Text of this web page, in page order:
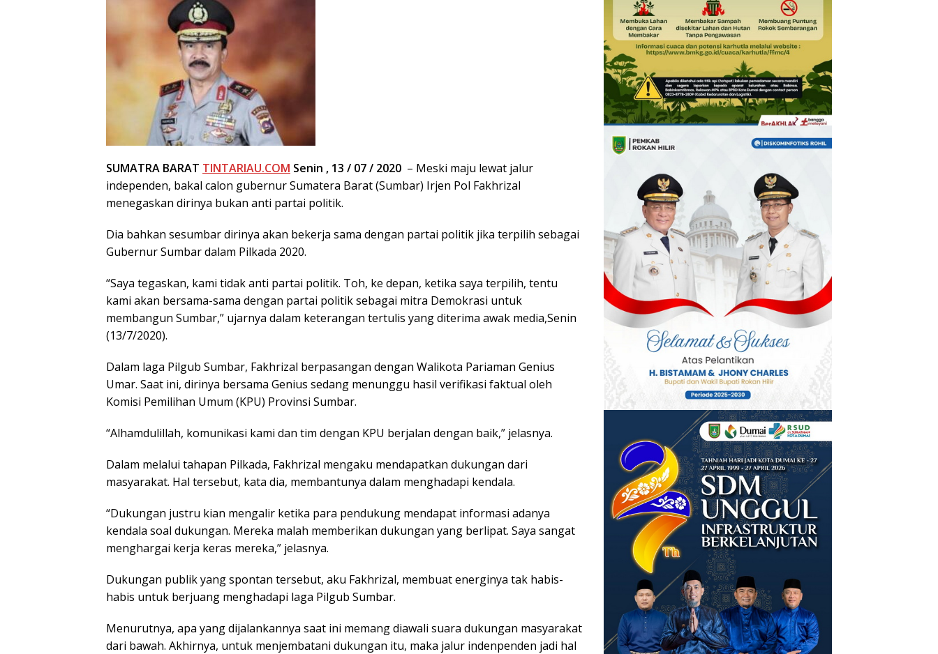
SUMATRA BARAT TINTARIAU.COM Senin , 13 / 07 / 2020 – Meski maju lewat jalur
independen, bakal calon gubernur Sumatera Barat (Sumbar) Irjen Pol Fakhrizal
menegaskan dirinya bukan anti partai politik.
Dia bahkan sesumbar dirinya akan bekerja sama dengan partai politik jika terpilih sebagai
Gubernur Sumbar dalam Pilkada 2020.
“Saya tegaskan, kami tidak anti partai politik. Toh, ke depan, ketika saya terpilih, tentu
kami akan bersama-sama dengan partai politik sebagai mitra Demokrasi untuk
membangun Sumbar,” ujarnya dalam keterangan tertulis yang diterima awak media,Senin
(13/7/2020).
Dalam laga Pilgub Sumbar, Fakhrizal berpasangan dengan Walikota Pariaman Genius
Umar. Saat ini, dirinya bersama Genius sedang menunggu hasil verifikasi faktual oleh
Komisi Pemilihan Umum (KPU) Provinsi Sumbar.
“Alhamdulillah, komunikasi kami dan tim dengan KPU berjalan dengan baik,” jelasnya.
Dalam melalui tahapan Pilkada, Fakhrizal mengaku mendapatkan dukungan dari
masyarakat. Hal tersebut, kata dia, membantunya dalam menghadapi kendala.
“Dukungan justru kian mengalir ketika para pendukung mendapat informasi adanya
kendala soal dukungan. Mereka malah memberikan dukungan yang berlipat. Saya sangat
menghargai kerja keras mereka,” jelasnya.
Dukungan publik yang spontan tersebut, aku Fakhrizal, membuat energinya tak habis-
habis untuk berjuang menghadapi laga Pilgub Sumbar.
Menurutnya, apa yang dijalankannya saat ini memang diawali suara dukungan masyarakat
dari bawah. Akhirnya, untuk menjembatani dukungan itu, maka jalur indenpenden jadi hal